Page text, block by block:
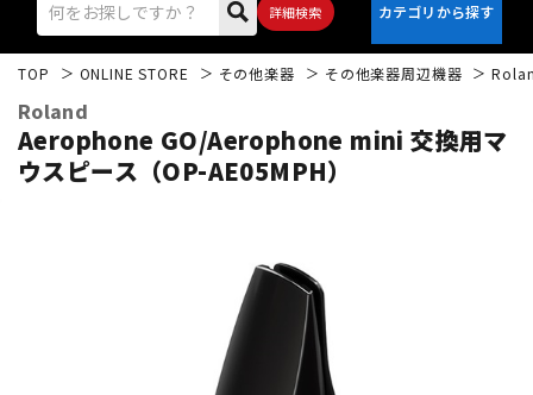
詳細検索
TOP ONLINE STORE その他楽器 その他楽器周辺機器
Roland
Aerophone GO/Aerophone mini 交換用マ
ウスピース（OP-AE05MPH）